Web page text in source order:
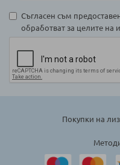
Съгласен съм
обработват за целите
Покупки на